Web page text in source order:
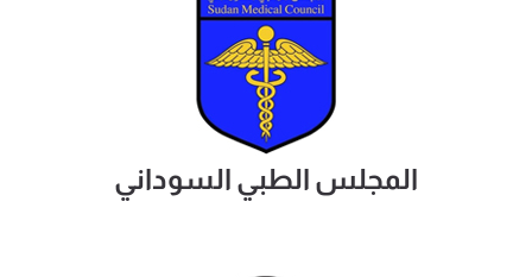
المجلس الطبي السوداني